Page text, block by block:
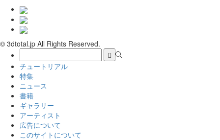
© 3dtotal.jp All Rights Reserved.
チュートリアル
特集
ニュース
書籍
ギャラリー
アーティスト
広告について
このサイトについて